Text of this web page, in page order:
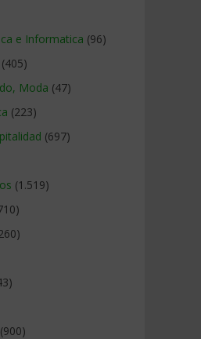
e Informatica (96)
(405)
Moda (47)
(223)
(697)
(1.519)
(900)